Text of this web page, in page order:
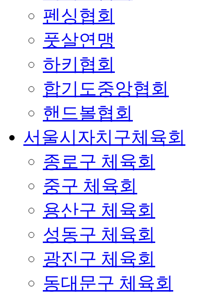
펜싱협회
풋살연맹
하키협회
합기도중앙협회
핸드볼협회
서울시자치구체육회
종로구 체육회
중구 체육회
용산구 체육회
성동구 체육회
광진구 체육회
동대문구 체육회